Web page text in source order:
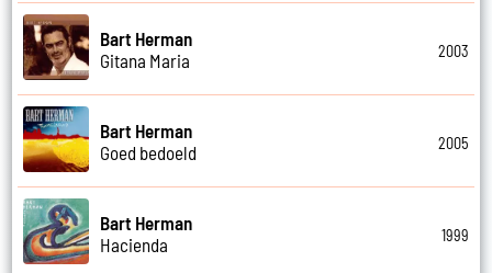
Bart Herman
Gitana Maria
2003
Bart Herman
Goed bedoeld
2005
Bart Herman
Hacienda
1999